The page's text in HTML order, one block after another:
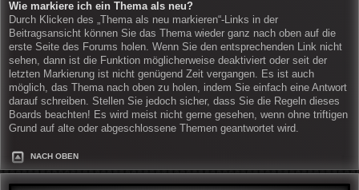
Wie markiere ich ein Thema als neu?
Durch Klicken des „Thema als neu markieren“-Links in der
Beitragsansicht können Sie das Thema wieder ganz nach oben auf die
erste Seite des Forums holen. Wenn Sie den entsprechenden Link nicht
sehen, dann ist die Funktion möglicherweise deaktiviert oder seit der
letzten Markierung ist nicht genügend Zeit vergangen. Es ist auch
möglich, das Thema nach oben zu holen, indem Sie einfach eine Antwort
darauf schreiben. Stellen Sie jedoch sicher, dass Sie die Regeln dieses
Boards beachten! Es wird meist nicht gerne gesehen, wenn ohne triftigen
Grund auf alte oder abgeschlossene Themen geantwortet wird.
NACH OBEN